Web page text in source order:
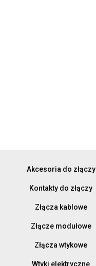
Akcesoria do złączy
Kontakty do złączy
Złącza kablowe
Złącze modułowe
Złącza wtykowe
Wtyki elektryczne